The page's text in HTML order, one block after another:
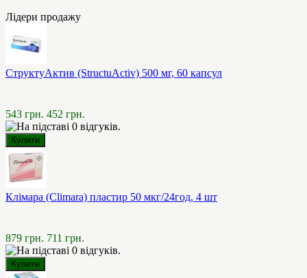
Лідери продажу
СтруктуАктив (StructuActiv) 500 мг, 60 капсул
543 грн. 452 грн.
Клімара (Climara) пластир 50 мкг/24год, 4 шт
879 грн. 711 грн.